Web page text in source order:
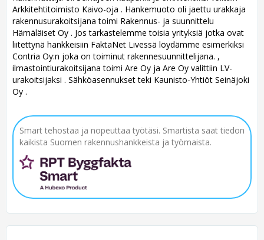
Arkkitehtitoimisto Kaivo-oja . Hankemuoto oli jaettu urakkaja
rakennusurakoitsijana toimi Rakennus- ja suunnittelu
Hämäläiset Oy . Jos tarkastelemme toisia yrityksiä jotka ovat
liitettynä hankkeisiin FaktaNet Livessä löydämme esimerkiksi
Contria Oy:n joka on toiminut rakennesuunnittelijana. ,
ilmastointiurakoitsijana toimi Are Oy ja Are Oy valittiin LV-
urakoitsijaksi . Sähköasennukset teki Kaunisto-Yhtiöt Seinäjoki
Oy .
Smart tehostaa ja nopeuttaa työtäsi. Smartista saat tiedon
kaikista Suomen rakennushankkeista ja työmaista.